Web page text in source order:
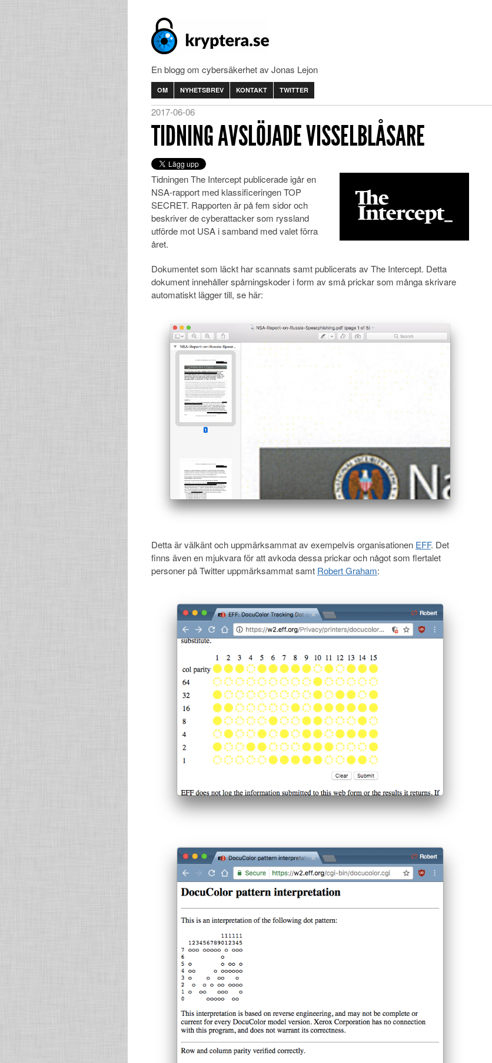
En blogg om cybersäkerhet av Jonas Lejon
OM NYHETSBREV KONTAKT TWITTER
2017-06-06
TIDNING AVSLÖJADE VISSELBLÅSARE
Tidningen The Intercept publicerade igår en
NSA-rapport med klassificeringen TOP
SECRET. Rapporten är på fem sidor och
beskriver de cyberattacker som ryssland
utförde mot USA i samband med valet förra
året.
Dokumentet som läckt har scannats samt publicerats av The Intercept. Detta
dokument innehåller spårningskoder i form av små prickar som många skrivare
automatiskt lägger till, se här:
Detta är välkänt och uppmärksammat av exempelvis organisationen EFF. Det
finns även en mjukvara för att avkoda dessa prickar och något som flertalet
personer på Twitter uppmärksammat samt Robert Graham: